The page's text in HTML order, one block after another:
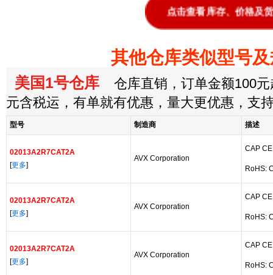
点击查看库存、价格及
其他仓库类似型号
美国1号仓库 仓库直销，订单金额100元
元含税运，有单就有优惠，量大更优惠，支
型号 制造商 描述
02013A2R7CAT2A
[更多]
AVX Corporation
CAP
RoHS:
02013A2R7CAT2A
[更多]
AVX Corporation
CAP
RoHS:
02013A2R7CAT2A
[更多]
AVX Corporation
CAP
RoHS: